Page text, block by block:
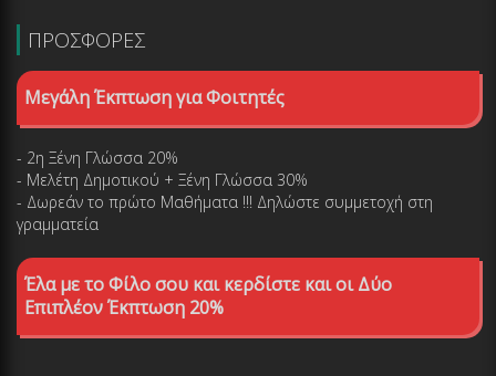
ΠΡΟΣΦΟΡΕΣ
Μεγάλη Έκπτωση για Φοιτητές
- 2η Ξένη Γλώσσα 20%
- Μελέτη Δημοτικού + Ξένη Γλώσσα 30%
- Δωρεάν το πρώτο Μαθήματα !!! Δηλώστε συμμετοχή στη
γραμματεία
Έλα με το Φίλο σου και κερδίστε και οι Δύο
Επιπλέον Έκπτωση 20%